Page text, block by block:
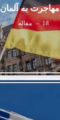
مهاجرت به آلمان
18 مقاله